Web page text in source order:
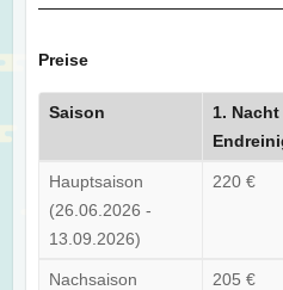
Preise
Saison
1.
Hauptsaison
(26.06.2026 -
13.09.2026)
220 €
Nachsaison
205 €